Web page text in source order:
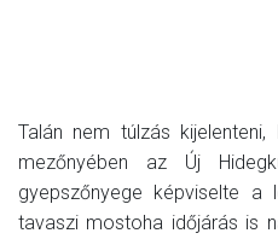
Talán nem túlzás
mezőnyében az Új
gyepszőnyege képviselte a
tavaszi mostoha időjárás is